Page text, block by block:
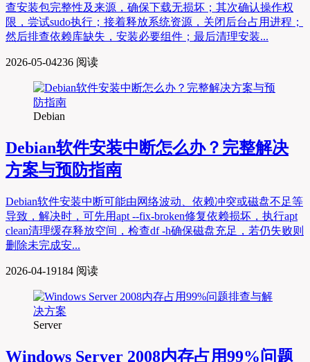
查安装包完整性及来源，确保下载无损坏；其次确认操作权
限，尝试sudo执行；接着释放系统资源，关闭后台占用进程；
然后排查依赖库缺失，安装必要组件；最后清理安装...
2026-05-04236 阅读
Debian
Debian软件安装中断怎么办？完整解决
方案与预防指南
Debian软件安装中断可能由网络波动、依赖冲突或磁盘不足等
导致，解决时，可先用apt --fix-broken修复依赖损坏，执行apt
clean清理缓存释放空间，检查df -h确保磁盘充足，若仍失败则
删除未完成安...
2026-04-19184 阅读
Server
Windows Server 2008内存占用99%问题